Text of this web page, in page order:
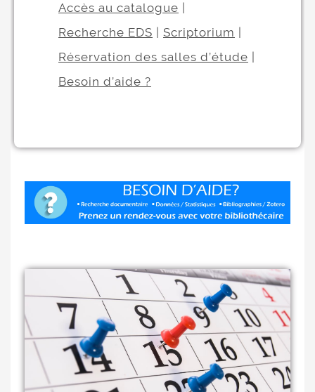
Accès au catalogue
Recherche EDS
Scriptorium
Réservation des salles d’étude
Besoin d’aide ?